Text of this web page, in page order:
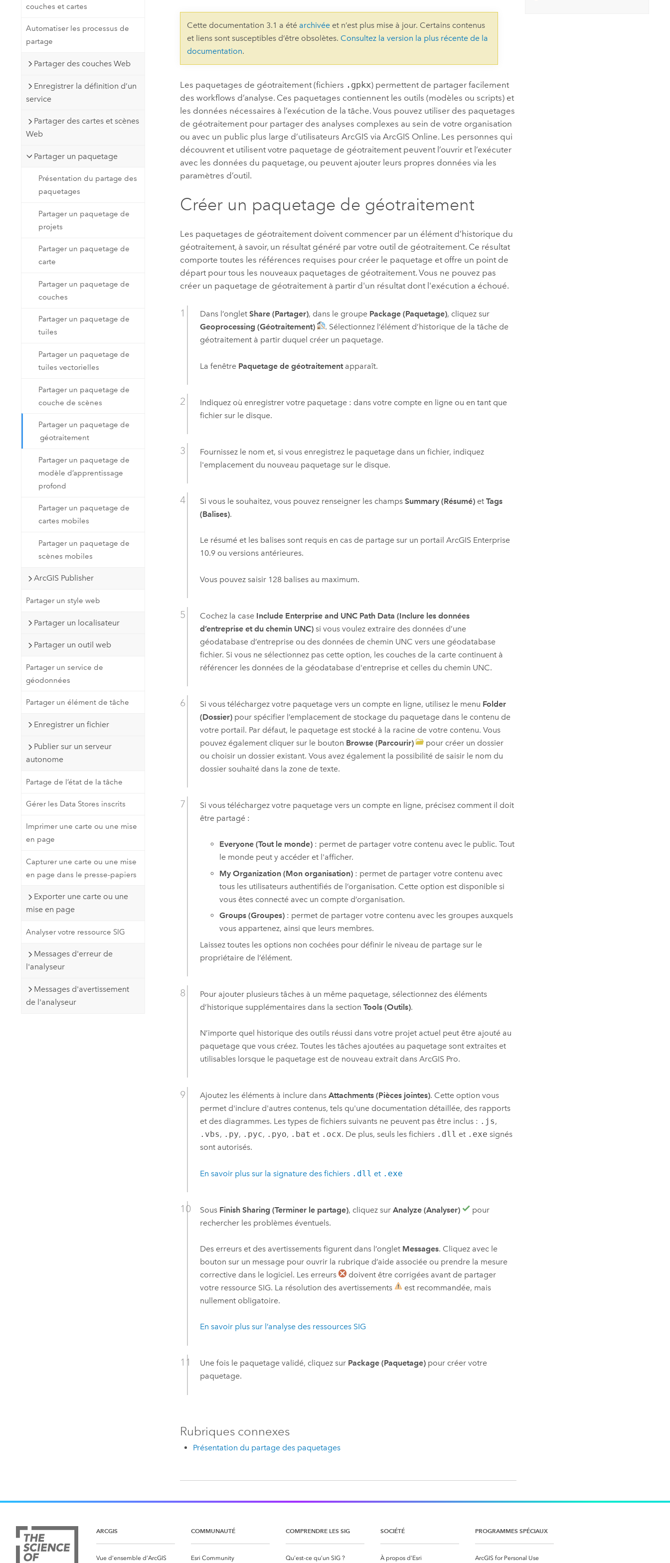
Créer des applications de
essai gratuit.
professionnels et
technologiques
perspectives et
tendances de
l’univers
Tous les récits
couches et cartes
Automatiser les processus de
partage
Partager des couches Web
Enregistrer la définition d’un
service
Partager des cartes et scènes
Web
Partager un paquetage
Présentation du partage des
paquetages
Partager un paquetage de
projets
Partager un paquetage de
carte
Partager un paquetage de
couches
Partager un paquetage de
tuiles
Partager un paquetage de
tuiles vectorielles
Partager un paquetage de
couche de scènes
Partager un paquetage de
géotraitement
Partager un paquetage de
modèle d’apprentissage
profond
Partager un paquetage de
cartes mobiles
Partager un paquetage de
scènes mobiles
ArcGIS Publisher
Partager un style web
Partager un localisateur
Partager un outil web
Partager un service de
géodonnées
Partager un élément de tâche
Enregistrer un fichier
Publier sur un serveur
autonome
Partage de l’état de la tâche
Gérer les Data Stores inscrits
Imprimer une carte ou une mise
en page
Capturer une carte ou une mise
en page dans le presse-papiers
Exporter une carte ou une
mise en page
Analyser votre ressource SIG
Messages d'erreur de
l'analyseur
Messages d'avertissement
de l'analyseur
Cette documentation 3.1 a été archivée et n’est plus mise à jour. Certains contenus
et liens sont susceptibles d’être obsolètes. Consultez la version la plus récente de la
documentation.
Les paquetages de géotraitement (fichiers .gpkx) permettent de partager facilement
des workflows d’analyse. Ces paquetages contiennent les outils (modèles ou scripts) et
les données nécessaires à l’exécution de la tâche. Vous pouvez utiliser des paquetages
de géotraitement pour partager des analyses complexes au sein de votre organisation
ou avec un public plus large d’utilisateurs ArcGIS viaArcGIS Online. Les personnes qui
découvrent et utilisent votre paquetage de géotraitement peuvent l’ouvrir et l’exécuter
avec les données du paquetage, ou peuvent ajouter leurs propres données via les
paramètres d’outil.
Créer un paquetage de géotraitement
Les paquetages de géotraitement doivent commencer par un élément d’historique du
géotraitement, à savoir, un résultat généré par votre outil de géotraitement. Ce résultat
comporte toutes les références requises pour créer le paquetage et offre un point de
départ pour tous les nouveaux paquetages de géotraitement. Vous ne pouvez pas
créer un paquetage de géotraitement à partir d'un résultat dont l'exécution a échoué.
Dans l’ongletShare (Partager), dans le groupe Package (Paquetage), cliquez sur
Geoprocessing (Géotraitement)
. Sélectionnez l’élément d’historique de la tâche de
géotraitement à partir duquel créer un paquetage.
La fenêtre Paquetage de géotraitementapparaît.
Indiquez où enregistrer votre paquetage : dans votre compte en ligne ou en tant que
fichier sur le disque.
Fournissez le nom et, si vous enregistrez le paquetage dans un fichier, indiquez
l'emplacement du nouveau paquetage sur le disque.
Si vous le souhaitez, vous pouvez renseigner les champsSummary (Résumé) etTags
(Balises).
Le résumé et les balises sont requis en cas de partage sur un portailArcGIS Enterprise
10.9 ou versions antérieures.
Vous pouvez saisir 128 balises au maximum.
Cochez la case Include Enterprise and UNC Path Data (Inclure les données
d’entreprise et du chemin UNC) si vous voulez extraire des données d’une
géodatabase d’entreprise ou des données de chemin UNC vers une géodatabase
fichier. Si vous ne sélectionnez pas cette option, les couches de la carte continuent à
référencer les données de la géodatabase d'entreprise et celles du chemin UNC.
Si vous téléchargez votre paquetage vers un compte en ligne, utilisez le menu Folder
(Dossier) pour spécifier l’emplacement de stockage du paquetage dans le contenu de
votre portail. Par défaut, le paquetage est stocké à la racine de votre contenu. Vous
pouvez également cliquer sur le bouton Browse (Parcourir)
pour créer un dossier
ou choisir un dossier existant. Vous avez également la possibilité de saisir le nom du
dossier souhaité dans la zone de texte.
Si vous téléchargez votre paquetage vers un compte en ligne, précisez comment il doit
être partagé :
Everyone (Tout le monde): permet de partager votre contenu avec le public. Tout
le monde peut y accéder et l'afficher.
My Organization (Mon organisation): permet de partager votre contenu avec
tous les utilisateurs authentifiés de l’organisation. Cette option est disponible si
vous êtes connecté avec un compte d’organisation.
Groups (Groupes): permet de partager votre contenu avec les groupes auxquels
vous appartenez, ainsi que leurs membres.
Laissez toutes les options non cochées pour définir le niveau de partage sur le
propriétaire de l’élément.
Pour ajouter plusieurs tâches à un même paquetage, sélectionnez des éléments
d’historique supplémentaires dans la sectionTools (Outils).
N’importe quel historique des outils réussi dans votre projet actuel peut être ajouté au
paquetage que vous créez. Toutes les tâches ajoutées au paquetage sont extraites et
utilisables lorsque le paquetage est de nouveau extrait dansArcGIS Pro.
Ajoutez les éléments à inclure dansAttachments (Pièces jointes). Cette option vous
permet d'inclure d'autres contenus, tels qu'une documentation détaillée, des rapports
et des diagrammes. Les types de fichiers suivants ne peuvent pas être inclus : .js,
.vbs, .py, .pyc, .pyo, .bat et .ocx. De plus, seuls les fichiers .dll et .exe signés
sont autorisés.
En savoir plus sur la signature des fichiers .dll et .exe
Sous Finish Sharing (Terminer le partage), cliquez surAnalyze (Analyser)
pour
rechercher les problèmes éventuels.
Des erreurs et des avertissements figurent dans l’onglet Messages. Cliquez avec le
bouton sur un message pour ouvrir la rubrique d’aide associée ou prendre la mesure
corrective dans le logiciel. Les erreurs
doivent être corrigées avant de partager
votre ressource SIG. La résolution des avertissements
est recommandée, mais
nullement obligatoire.
En savoir plus sur l’analyse des ressources SIG
Une fois le paquetage validé, cliquez sur Package (Paquetage) pour créer votre
paquetage.
Rubriques connexes
Présentation du partage des paquetages
ARCGIS
Vue d’ensemble d’ArcGIS
COMMUNAUTÉ
Esri Community
COMPRENDRE LES SIG
Qu’est-ce qu’un SIG ?
SOCIÉTÉ
À propos d’Esri
PROGRAMMES SPÉCIAUX
ArcGIS for Personal Use